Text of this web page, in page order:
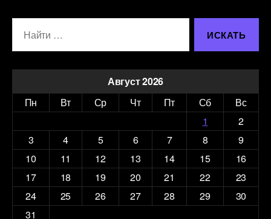
Август 2026
Пн
Вт Ср Чт Пт Сб
Вс
1
2
3
4 5 6 7 8
9
10
11 12 13 14 15
16
17
18 19 20 21 22
23
24
25 26 27 28 29
30
31